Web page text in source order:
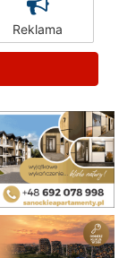
Reklama